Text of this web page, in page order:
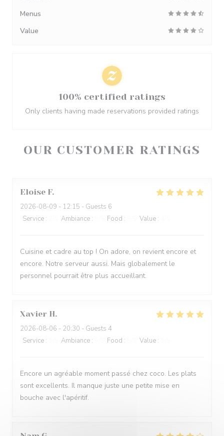
OUR CUSTOMER RATINGS
Eloise F
2026-08-09 - 12:15 - Guests 6
Service : Ambiance : Food : Value :
Cuisine et cadre au top ! On adore, on revient encore et
encore. Notre serveur aussi. Mais globalement le
personnel pourrait être plus accueillant.
Xavier H
2026-08-06 - 20:30 - Guests 4
Service : Ambiance : Food : Value :
Encore un agréable moment passé chez coco. Les plats
sont excellents. Il manque juste une petite mise en
bouche avec l'apéritif.
Menus
Value
100% certified ratings
Only clients having made reservations provided ratings